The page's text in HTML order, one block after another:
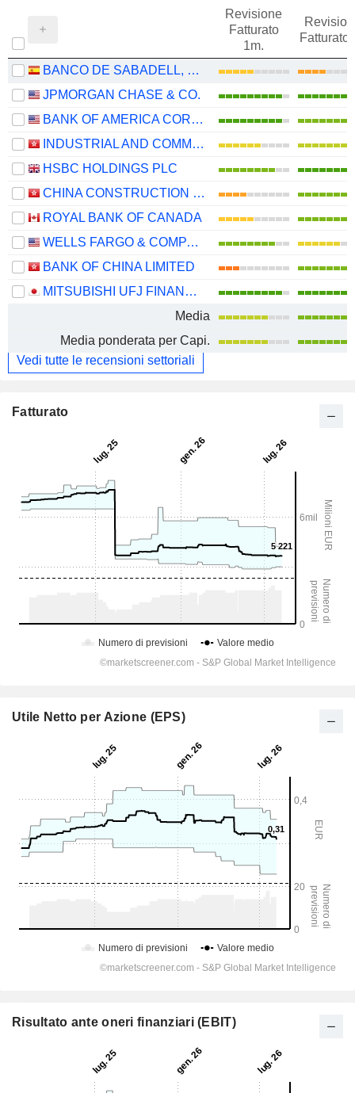
Revisione
Fatturato
1m.
Fatturato
BANCO DE SABADELL, S.A.
JPMORGAN CHASE & CO.
BANK OF AMERICA CORPORATION
INDUSTRIAL AND COMMERCIAL BANK OF CHINA LIMITED
HSBC HOLDINGS PLC
CHINA CONSTRUCTION BANK CORPORATION
ROYAL BANK OF CANADA
WELLS FARGO & COMPANY
BANK OF CHINA LIMITED
MITSUBISHI UFJ FINANCIAL GROUP, INC.
Media
Media ponderata per Capi.
Vedi tutte le recensioni settoriali
Fatturato
Utile Netto per Azione (EPS)
Risultato ante oneri finanziari (EBIT)